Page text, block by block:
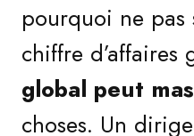
pourquoi ne pas
chiffre d’affaires
global peut
choses. Un